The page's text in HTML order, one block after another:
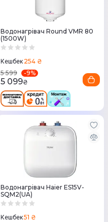
Водонагрівач Round VMR 80
(1500W)
Кешбек 254 ₴
5 599
-9%
5 099₴
Водонагрівач Haier ES15V-
SQM2(UA)
Кешбек51 ₴